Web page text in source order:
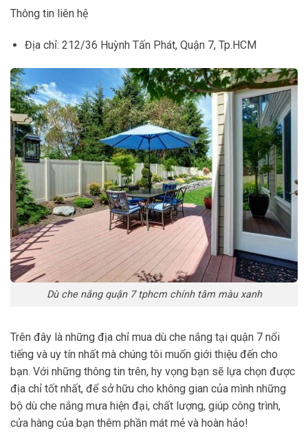
Thông tin liên hệ
Địa chỉ: 212/36 Huỳnh Tấn Phát, Quận 7, Tp.HCM
Dù che nắng quận 7 tphcm chính tâm màu xanh
Trên đây là những địa chỉ mua dù che nắng tại quận 7 nổi
tiếng và uy tín nhất mà chúng tôi muốn giới thiệu đến cho
bạn. Với những thông tin trên, hy vọng bạn sẽ lựa chọn được
địa chỉ tốt nhất, để sở hữu cho không gian của mình những
bộ dù che nắng mưa hiện đại, chất lượng, giúp công trình,
cửa hàng của bạn thêm phần mát mẻ và hoàn hảo!